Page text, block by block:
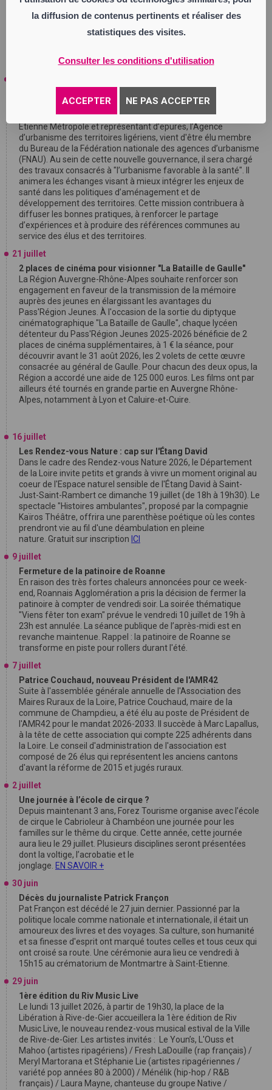
la diffusion de contenus pertinents et réaliser des
statistiques des visites.
Consulter les conditions d'utilisation
ACCEPTER NE PAS ACCEPTER
dynamique collective visant à renforcer l’engagement des
militants et à mobiliser les énergies en vue des prochaines
échéances électorales", indique un communiqué de
agences d’urbanisme
Régis Juanico, maire de Saint-Étienne, président de Saint-
Étienne Métropole et représentant d’epures, l’Agence
d’urbanisme des territoires ligériens, vient d'être élu membre
du Bureau de la Fédération nationale des agences d’urbanisme
(FNAU). Au sein de cette nouvelle gouvernance, il sera chargé
des travaux consacrés à "l’urbanisme favorable à la santé". Il
animera les échanges visant à mieux intégrer les enjeux de
santé dans les politiques d’aménagement et de
développement des territoires. Cette mission contribuera à
diffuser les bonnes pratiques, à renforcer le partage
d’expériences et à produire des références communes au
service des élus et des territoires.
21 juillet
2 places de cinéma pour visionner "La Bataille de Gaulle"
La Région Auvergne-Rhône-Alpes souhaite renforcer son
engagement en faveur de la transmission de la mémoire
auprès des jeunes en élargissant les avantages du
Pass'Région Jeunes. À l'occasion de la sortie du diptyque
cinématographique "La Bataille de Gaulle", chaque lycéen
détenteur du Pass'Région Jeunes 2025-2026 bénéficie de 2
places de cinéma supplémentaires, à 1 € la séance, pour
découvrir avant le 31 août 2026, les 2 volets de cette œuvre
consacrée au général de Gaulle. Pour chacun des deux opus, la
Région a accordé une aide de 125 000 euros. Les films ont par
ailleurs été tournés en grande partie en Auvergne Rhône-
Alpes, notamment à Lyon et Caluire-et-Cuire.
16 juillet
Les Rendez-vous Nature : cap sur l'Étang David
Dans le cadre des Rendez-vous Nature 2026, le Département
de la Loire invite petits et grands à vivre un moment original au
coeur de l'Espace naturel sensible de l'Étang David à Saint-
Just-Saint-Rambert ce dimanche 19 juillet (de 18h à 19h30). Le
spectacle "Histoires ambulantes", proposé par la compagnie
Kaïros Théâtre, offrira une parenthèse poétique où les contes
prendront vie au fil d'une déambulation en pleine
nature. Gratuit sur inscription ICI
9 juillet
Fermeture de la patinoire de Roanne
En raison des très fortes chaleurs annoncées pour ce week-
end, Roannais Agglomération a pris la décision de fermer la
patinoire à compter de vendredi soir. La soirée thématique
"Viens fêter ton exam" prévue le vendredi 10 juillet de 19h à
23h est annulée. La séance publique de l’après-midi est en
revanche maintenue. Rappel : la patinoire de Roanne se
transforme en piste pour rollers durant l'été.
7 juillet
Patrice Couchaud, nouveau Président de l'AMR42
Suite à l'assemblée générale annuelle de l'Association des
Maires Ruraux de la Loire, Patrice Couchaud, maire de la
commune de Champdieu, a été élu au poste de Président de
l'AMR42 pour le mandat 2026-2033. Il succède à Marc Lapallus,
à la tête de cette association qui compte 225 adhérents dans
la Loire. Le conseil d'administration de l'association est
composé de 26 élus qui représentent les anciens cantons
d'avant la réforme de 2015 et jugés ruraux.
2 juillet
Une journée à l’école de cirque ?
Depuis maintenant 3 ans, Forez Tourisme organise avec l’école
de cirque le Cabrioleur à Chambéon une journée pour les
familles sur le thême du cirque. Cette année, cette journée
aura lieu le 29 juillet. Plusieurs disciplines seront présentées
dont la voltige, l’acrobatie et le
jonglage. EN SAVOIR +
30 juin
Décès du journaliste Patrick Françon
Pat Françon est décédé le 27 juin dernier. Passionné par la
politique locale comme nationale et internationale, il était un
amoureux des livres et des voyages. Sa culture, son humanité
et sa finesse d'esprit ont marqué toutes celles et tous ceux qui
ont croisé sa route. Une cérémonie aura lieu ce vendredi à
15h15 au crématorium de Montmartre à Saint-Etienne.
29 juin
1ère édition du Riv Music Live
Le lundi 13 juillet 2026, à partir de 19h30, la place de la
Libération à Rive-de-Gier accueillera la 1ère édition de Riv
Music Live, le nouveau rendez-vous musical estival de la Ville
de Rive-de-Gier. Les artistes invités : Le Youn’s, L'Ouss et
Mahoo (artistes ripagériens) / Fresh LaDouille (rap français) /
Meryl Martorana et Stéphanie Lie (artistes ripagériennes /
variété pop années 80 à 2000) / Ménélik (hip-hop / R&B
français) / Laura Mayne, chanteuse du groupe Native /